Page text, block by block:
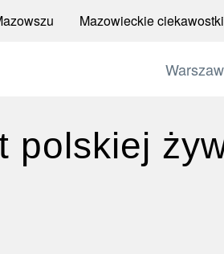
Mazowieckie ciekawostki
polskiej